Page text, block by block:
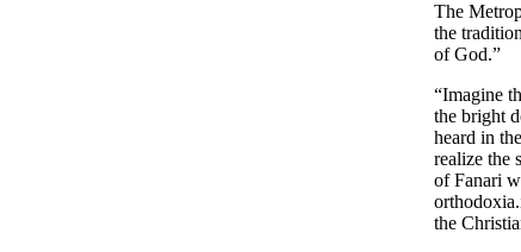
The
the
of God.”
“Imagine
the bright
heard in
realize the
of Fanari
the